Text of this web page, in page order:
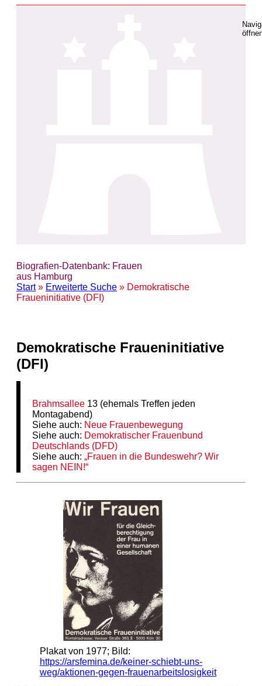
Biografien-Datenbank: Frauen
aus Hamburg
Start» Erweiterte Suche » Demokratische
Fraueninitiative (DFI)
Demokratische Fraueninitiative
(DFI)
Brahmsallee 13 (ehemals Treffen jeden
Montagabend)
Siehe auch: Neue Frauenbewegung
Siehe auch: Demokratischer Frauenbund
Deutschlands (DFD)
Siehe auch:„Frauen in die Bundeswehr? Wir
sagen NEIN!“
Plakat von 1977; Bild:
https://arsfemina.de/keiner-schiebt-uns-
weg/aktionen-gegen-frauenarbeitslosigkeit